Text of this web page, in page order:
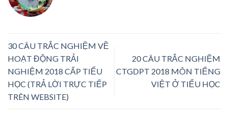
30 CÂU TRẮC NGHIỆM VỀ
HOẠT ĐỘNG TRẢI
NGHIỆM 2018 CẤP TIỂU
HỌC (TRẢ LỜI TRỰC TIẾP
TRÊN WEBSITE)
20 CÂU TRẮC NGHIỆM
CTGDPT 2018 MÔN TIẾNG
VIỆT Ở TIỂU HỌC